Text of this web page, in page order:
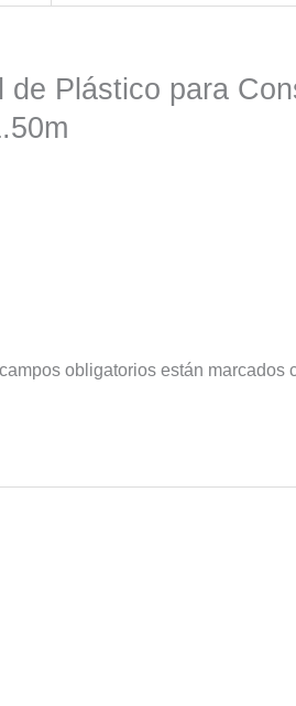
de Plástico para
obligatorios están marcados